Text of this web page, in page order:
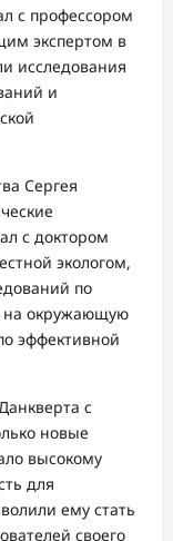
с профессором
экспертом в
исследования
и
Сергея
с доктором
экологом,
по
на окружающую
эффективной
с
новые
высокому
для
ему стать
своего